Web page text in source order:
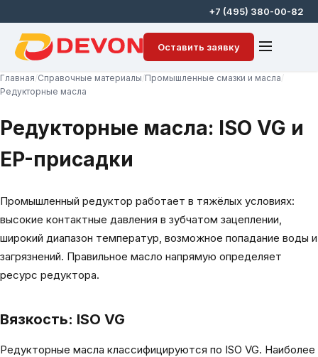
+7 (495) 380-00-82
Оставить заявку
Главная Справочные материалы Промышленные смазки и масла
Редукторные масла
Редукторные масла: ISO VG и
EP-присадки
Промышленный редуктор работает в тяжёлых условиях:
высокие контактные давления в зубчатом зацеплении,
широкий диапазон температур, возможное попадание воды и
загрязнений. Правильное масло напрямую определяет
ресурс редуктора.
Вязкость: ISO VG
Редукторные масла классифицируются по ISO VG. Наиболее